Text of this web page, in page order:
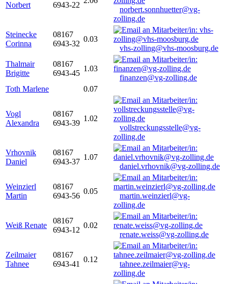
Norbert
6943-22
norbert.sonnhuetter@vg-
zolling.de
Steinecke
Corinna
08167
6943-32
0.03
vhs-zolling@vhs-moosburg.de
Thalmair
Brigitte
08167
6943-45
1.03
finanzen@vg-zolling.de
Toth Marlene
0.07
Vogl
Alexandra
08167
6943-39
1.02
vollstreckungsstelle@vg-
zolling.de
Vrhovnik
Daniel
08167
6943-37
1.07
daniel.vrhovnik@vg-zolling.de
Weinzierl
Martin
08167
6943-56
0.05
martin.weinzierl@vg-
zolling.de
Weiß Renate
08167
6943-12
0.02
renate.weiss@vg-zolling.de
Zeilmaier
Tahnee
08167
6943-41
0.12
tahnee.zeilmaier@vg-
zolling.de